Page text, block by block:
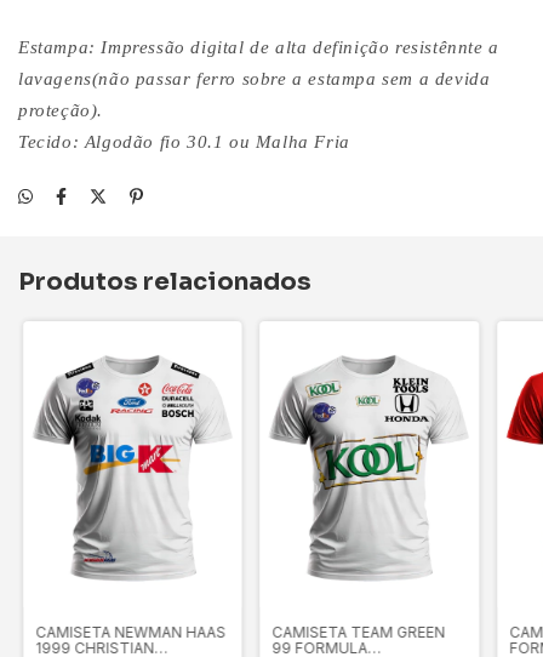
Estampa: Impressão digital de alta definição resistênnte a
lavagens(não passar ferro sobre a estampa sem a devida
proteção).
Tecido: Algodão fio 30.1 ou Malha Fria
Produtos relacionados
CAMISETA NEWMAN HAAS
1999 CHRISTIAN
CAMISETA TEAM GREEN
99 FORMULA